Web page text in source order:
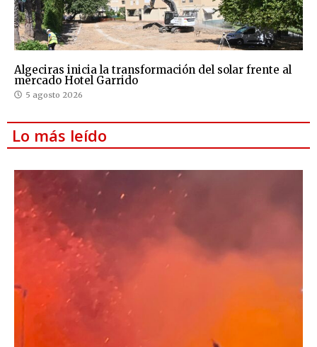
Algeciras inicia la transformación del solar frente al
mercado Hotel Garrido
5 agosto 2026
Lo más leído